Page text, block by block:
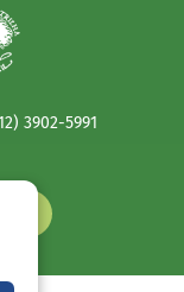
3902-5991